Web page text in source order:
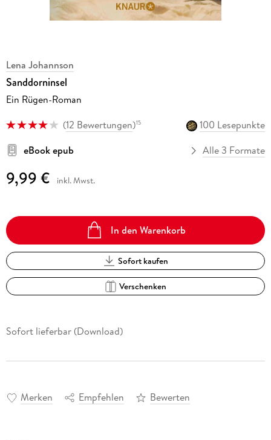
Lena Johannson
Sanddorninsel
Ein Rügen-Roman
(12 Bewertungen)15
100 Lesepunkte
eBook epub
Alle 3 Formate
9,99 € inkl. Mwst.
In den Warenkorb
Sofort kaufen
Verschenken
Sofort lieferbar (Download)
Merken Empfehlen Bewerten